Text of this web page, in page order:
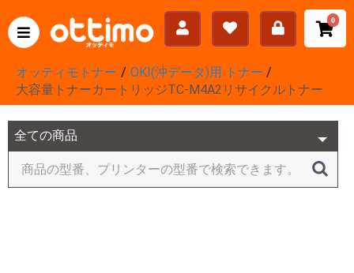
0
オッティモトナー
OKI(沖データ)用 トナー
大容量トナーカートリッジTC-M4A2リサイクルトナー